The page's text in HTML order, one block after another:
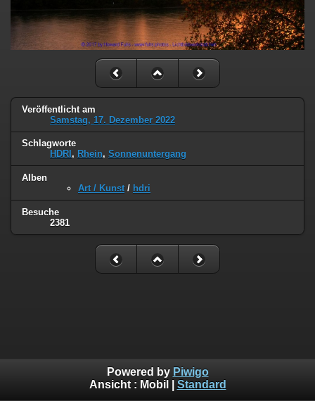
Veröffentlicht am
Samstag, 17. Dezember 2022
Schlagworte
HDRI , Rhein, Sonnenuntergang
Alben
Art / Kunst / hdri
Besuche
2381
Powered by Piwigo
Ansicht : Mobil Standard